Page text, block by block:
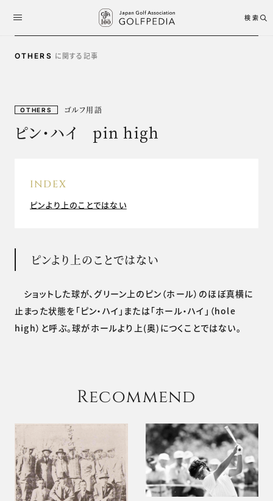
検索
OTHERS に関する記事
OTHERS ゴルフ用語
ピン・ハイ pin high
ピンより上のことではない
ショットした球が、グリーン上のピン（ホール）のほぼ真横に
止まった状態を「ピン・ハイ」または「ホール・ハイ」（hole
high）と呼ぶ。球がホールより上(奥)につくことではない。
INDEX
ピンより上のことではない
Recommend